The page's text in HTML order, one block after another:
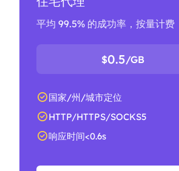
平均 99.5% 的成功率，按量计费
$0.5/GB
国家/州/城市定位
HTTP/HTTPS/SOCKS5
响应时间<0.6s